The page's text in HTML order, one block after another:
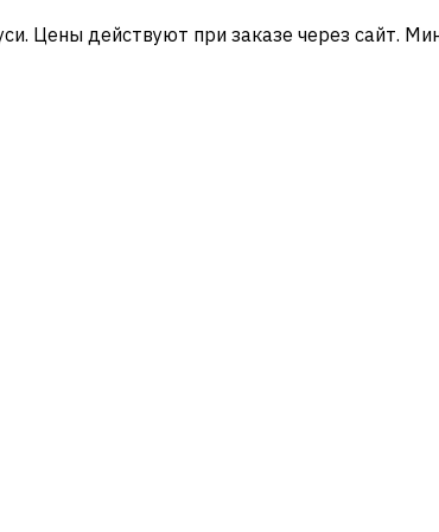
Цены действуют при заказе через сайт.